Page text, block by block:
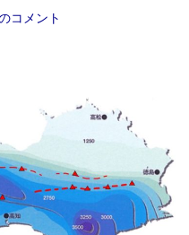
コメント